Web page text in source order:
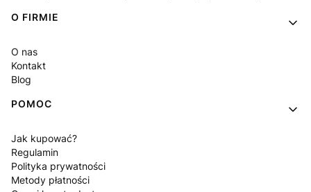
O FIRMIE
O nas
Kontakt
Blog
POMOC
Jak kupować?
Regulamin
Polityka prywatności
Metody płatności